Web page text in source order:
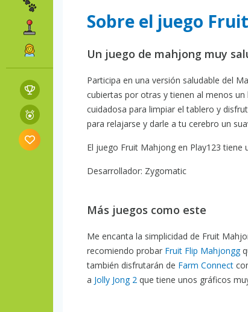
Sobre el juego
Un juego de mahjong muy
Participa en una versión saludable del
cubiertas por otras y tienen al menos
cuidadosa para limpiar el tablero y
para relajarse y darle a tu cerebro un
El juego Fruit Mahjong en Play123
Desarrollador: Zygomatic
Más juegos como este
Me encanta la simplicidad de Fruit
recomiendo probar Fruit Flip Mahjongg
también disfrutarán de Farm Connect
a Jolly Jong 2 que tiene unos gráficos